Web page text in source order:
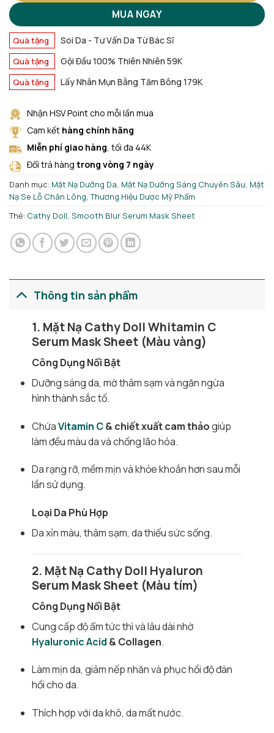
MUA NGAY
Quà tặng Soi Da - Tư Vấn Da Từ Bác Sĩ
Quà tặng Gội Đầu 100% Thiên Nhiên 59K
Quà tặng Lấy Nhân Mụn Bằng Tăm Bông 179K
Nhận HSV Point cho mỗi lần mua
Cam kết hàng chính hãng
Miễn phí giao hàng, tối đa 44K
Đổi trả hàng trong vòng 7 ngày
Danh mục: Mặt Nạ Dưỡng Da, Mặt Nạ Dưỡng Sáng Chuyên Sâu, Mặt
Nạ Se Lỗ Chân Lông,Thương Hiệu Dược Mỹ Phẩm
Thẻ: Cathy Doll, Smooth Blur Serum Mask Sheet
Thông tin sản phẩm
1. Mặt Nạ Cathy Doll Whitamin C
Serum Mask Sheet (Màu vàng)
Công Dụng Nổi Bật
Dưỡng sáng da, mờ thâm sạm và ngăn ngừa
hình thành sắc tố.
ChứaVitamin C& chiết xuất cam thảogiúp
làm đều màu da và chống lão hóa.
Da rạng rỡ, mềm mịn và khỏe khoắn hơn sau mỗi
lần sử dụng.
Loại Da Phù Hợp
Da xỉn màu, thâm sạm, da thiếu sức sống.
2. Mặt Nạ Cathy Doll Hyaluron
Serum Mask Sheet (Màu tím)
Công Dụng Nổi Bật
Cung cấp độ ẩm tức thì và lâu dài nhờ
Hyaluronic Acid & Collagen.
Làm mịn da, giảm nếp nhăn và phục hồi độ đàn
hồi cho da.
Thích hợp với da khô, da mất nước.